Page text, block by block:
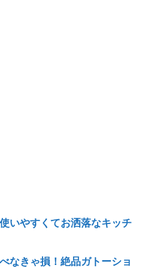
いやすくてお洒落なキッチ
なきゃ損！絶品ガトーショ